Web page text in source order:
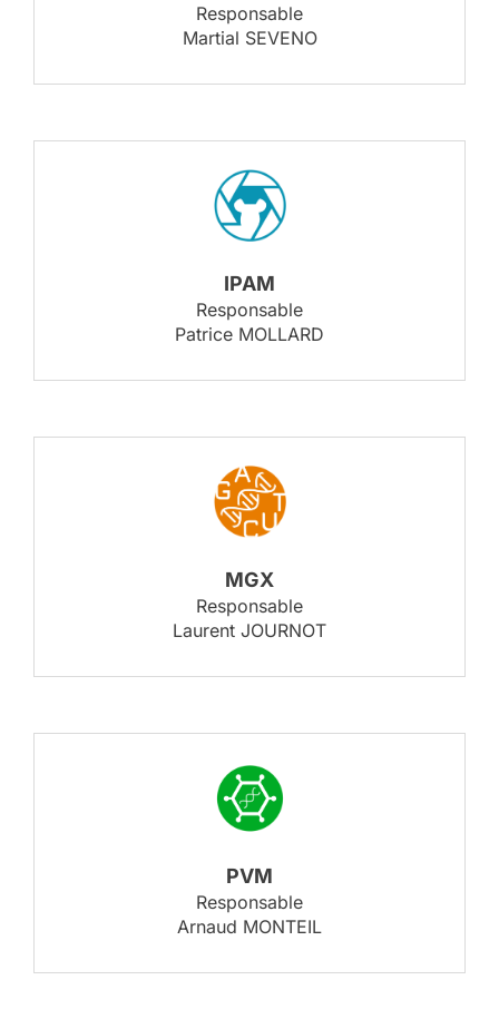
Responsable
Martial SEVENO
IPAM
Responsable
Patrice MOLLARD
MGX
Responsable
Laurent JOURNOT
PVM
Responsable
Arnaud MONTEIL